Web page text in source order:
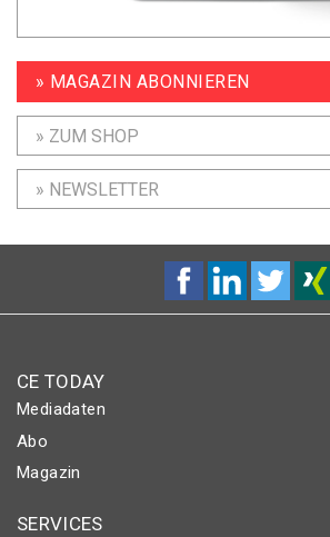
» MAGAZIN ABONNIEREN
» ZUM SHOP
» NEWSLETTER
CE TODAY
Mediadaten
Abo
Magazin
SERVICES